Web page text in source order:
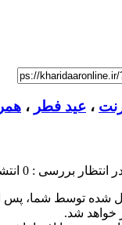
، عید فطر ،
انتظار بررسی : 0
شده توسط شما، پس
خواهد شد.